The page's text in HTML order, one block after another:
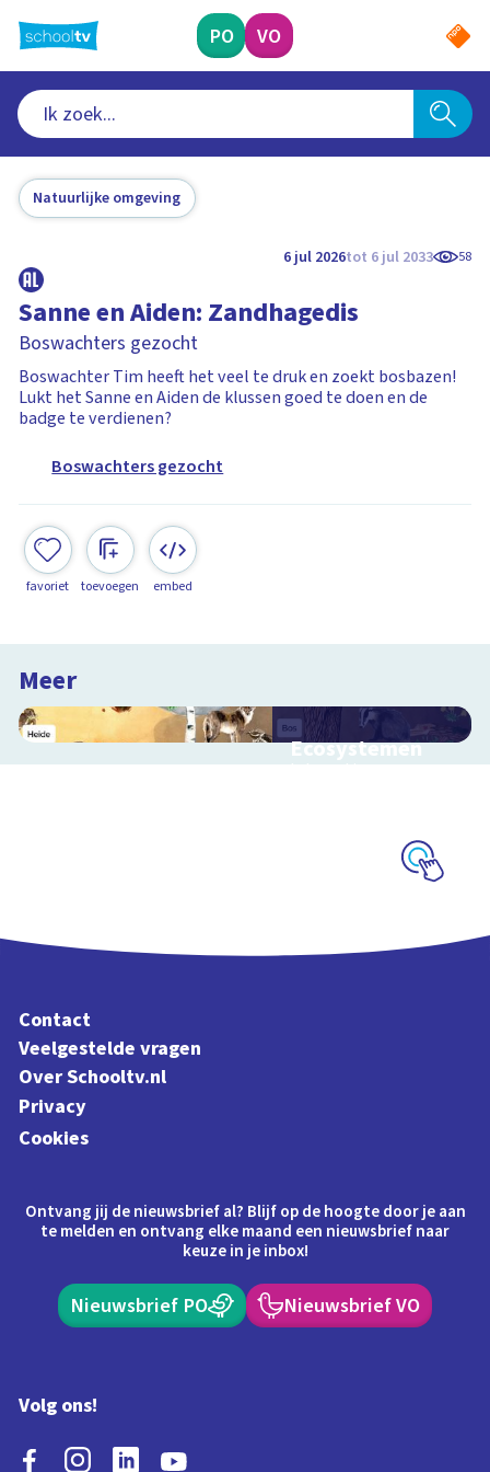
naar
hoofdinhoud
PO VO
Natuurlijke omgeving
6 jul 2026tot 6 jul 2033 58
Sanne en Aiden: Zandhagedis
Boswachters gezocht
Boswachter Tim heeft het veel te druk en zoekt bosbazen!
Lukt het Sanne en Aiden de klussen goed te doen en de
badge te verdienen?
Boswachters gezocht
favoriet toevoegen embed
Meer
Ecosystemen
Interactieve
Contact
Veelgestelde vragen
Over Schooltv.nl
Privacy
Cookies
Ontvang jij de nieuwsbrief al? Blijf op de hoogte door je aan
te melden en ontvang elke maand een nieuwsbrief naar
keuze in je inbox!
Nieuwsbrief PO Nieuwsbrief VO
Volg ons!